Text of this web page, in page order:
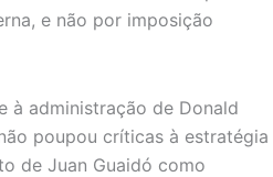
e não por imposição
à administração de Donald
poupou críticas à estratégia
de Juan Guaidó como